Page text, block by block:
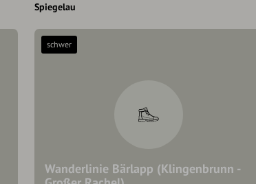
Spiegelau
Wanderlinie Bärlapp (Klingenbrunn -
schwer